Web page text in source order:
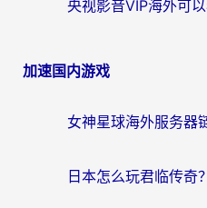
加速国内游戏